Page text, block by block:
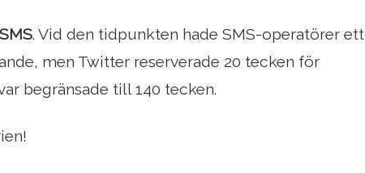
. Vid den tidpunkten hade SMS-operatörer ett
men Twitter reserverade 20 tecken för
begränsade till 140 tecken.